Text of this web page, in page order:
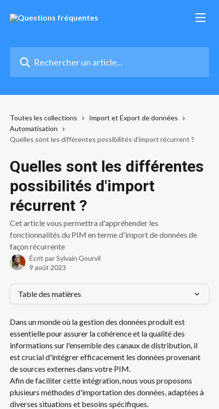
Toutes les collections
Import et Export de données
Automatisation
Quelles sont les différentes possibilités d'import récurrent ?
Quelles sont les différentes
possibilités d'import
récurrent ?
Cet article vous permettra d'appréhender les
fonctionnalités du PIM en terme d'import de données de
façon récurrente
Écrit parSylvain Gourvil
9 août 2023
Table des matières
Dans un monde où la gestion des données produit est
essentielle pour assurer la cohérence et la qualité des
informations sur l'ensemble des canaux de distribution, il
est crucial d'intégrer efficacement les données provenant
de sources externes dans votre PIM.
Afin de faciliter cette intégration, nous vous proposons
plusieurs méthodes d'importation des données, adaptées à
diverses situations et besoins spécifiques.